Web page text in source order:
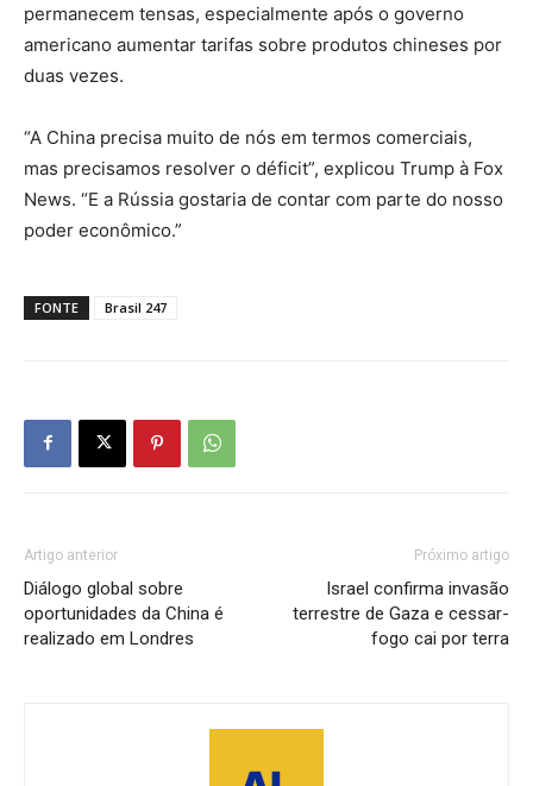
permanecem tensas, especialmente após o governo
americano aumentar tarifas sobre produtos chineses por
duas vezes.
“A China precisa muito de nós em termos comerciais,
mas precisamos resolver o déficit”, explicou Trump à Fox
News. “E a Rússia gostaria de contar com parte do nosso
poder econômico.”
FONTE Brasil 247
Artigo anterior
Diálogo global sobre
oportunidades da China é
realizado em Londres
Próximo artigo
Israel confirma invasão
terrestre de Gaza e cessar-
fogo cai por terra